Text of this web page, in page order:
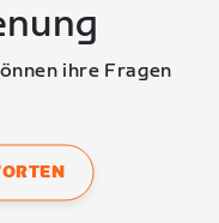
ihre Fragen